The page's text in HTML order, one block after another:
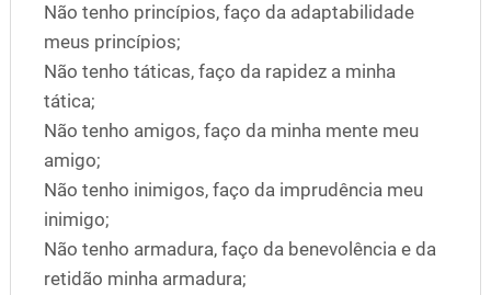
Não tenho princípios, faço da adaptabilidade
meus princípios;
Não tenho táticas, faço da rapidez a minha
tática;
Não tenho amigos, faço da minha mente meu
amigo;
Não tenho inimigos, faço da imprudência meu
inimigo;
Não tenho armadura, faço da benevolência e da
retidão minha armadura;